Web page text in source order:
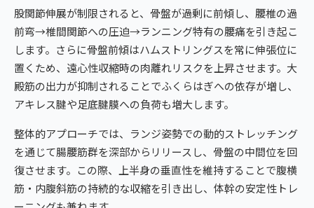
股関節伸展が制限されると、骨盤が過剰に前傾し、腰椎の過
前弯→椎間関節への圧迫→ランニング特有の腰痛を引き起こ
します。さらに骨盤前傾はハムストリングスを常に伸張位に
置くため、遠心性収縮時の肉離れリスクを上昇させます。大
殿筋の出力が抑制されることでふくらはぎへの依存が増し、
アキレス腱や足底腱膜への負荷も増大します。
整体的アプローチでは、ランジ姿勢での動的ストレッチング
を通じて腸腰筋群を深部からリリースし、骨盤の中間位を回
復させます。この際、上半身の垂直性を維持することで腹横
筋・内腹斜筋の持続的な収縮を引き出し、体幹の安定性トレ